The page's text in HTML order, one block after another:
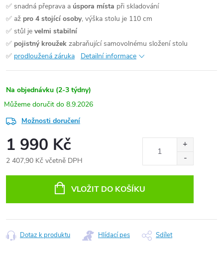
✅ snadná přeprava a úspora místa při skladování
✅ až pro 4 stojící osoby, výška stolu je 110 cm
✅ stůl je velmi stabilní
✅ pojistný kroužek zabraňující samovolnému složení stolu
✅ prodloužená záruka Detailní informace
Na objednávku (2-3 týdny)
8.9.2026
Možnosti doručení
1 990 Kč
2 407,90 Kč včetně DPH
VLOŽIT DO KOŠÍKU
Dotaz k produktu Hlídací pes Sdílet